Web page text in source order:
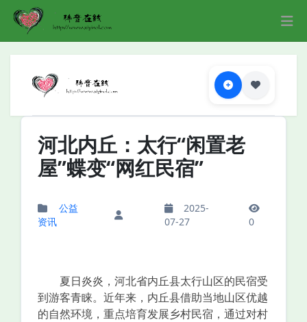
河北内丘：太行“闲置老
屋”蝶变“网红民宿”
公益
资讯
2025-
07-27
0
夏日炎炎，河北省内丘县太行山区的民宿受
到游客青睐。近年来，内丘县借助当地山区优越
的自然环境，重点培育发展乡村民宿，通过对村